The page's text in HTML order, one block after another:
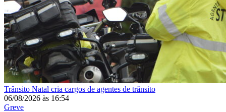
Trânsito Natal cria cargos de agentes de trânsito
06/08/2026 às 16:54
Greve